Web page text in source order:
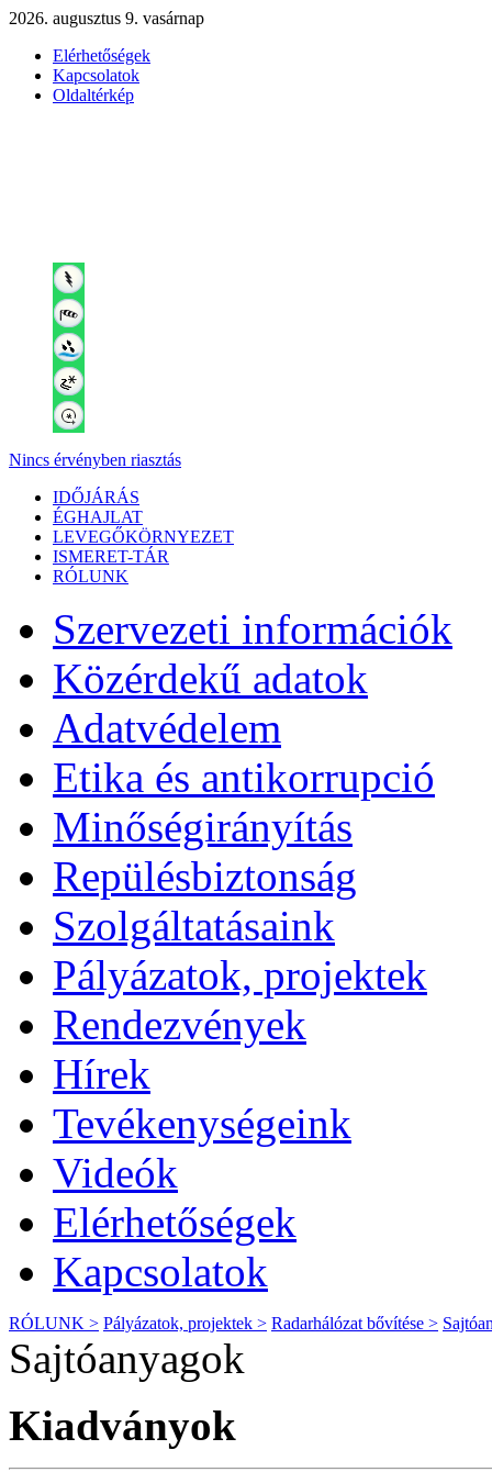
2026. augusztus 9. vasárnap
Elérhetőségek
Kapcsolatok
Oldaltérkép
Nincs érvényben riasztás
IDŐJÁRÁS
ÉGHAJLAT
LEVEGŐKÖRNYEZET
ISMERET-TÁR
RÓLUNK
Szervezeti információk
Közérdekű adatok
Adatvédelem
Etika és antikorrupció
Minőségirányítás
Repülésbiztonság
Szolgáltatásaink
Pályázatok, projektek
Rendezvények
Hírek
Tevékenységeink
Videók
Elérhetőségek
Kapcsolatok
RÓLUNK > Pályázatok, projektek > Radarhálózat bővítése >
Sajtóanyagok
Kiadványok